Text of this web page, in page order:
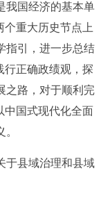
国经济的基本单
个重大历史节点上
指引，进一步总结
行正确政绩观，探
之路，对于顺利完
中国式现代化全面
县域治理和县域